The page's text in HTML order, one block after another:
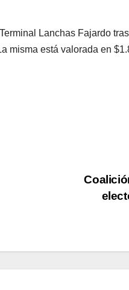
Lanchas Fajardo
misma está valorada en